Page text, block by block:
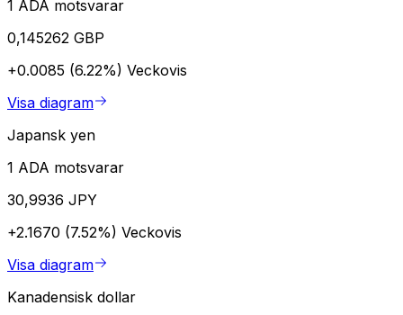
1 ADA motsvarar
0,145262 GBP
+0.0085 (6.22%) Veckovis
Visa diagram
Japansk yen
1 ADA motsvarar
30,9936 JPY
+2.1670 (7.52%) Veckovis
Visa diagram
Kanadensisk dollar